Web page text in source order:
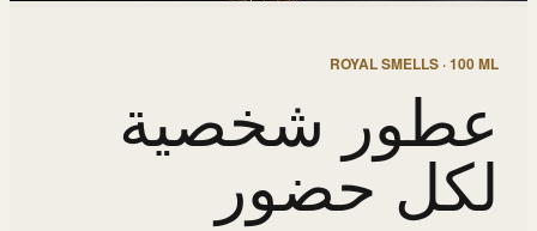
ROYAL SMELLS · 100 ML
عطور شخصية
لكل حضور